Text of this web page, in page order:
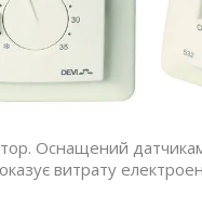
Оснащений
витрату